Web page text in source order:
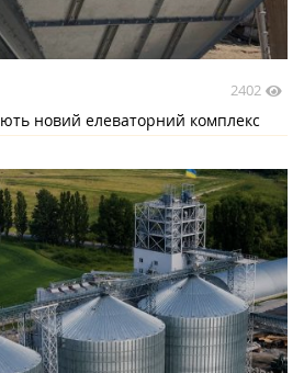
2402
новий елеваторний комплекс